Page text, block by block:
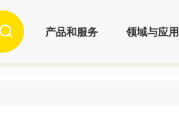
产品和服务 领域与应用